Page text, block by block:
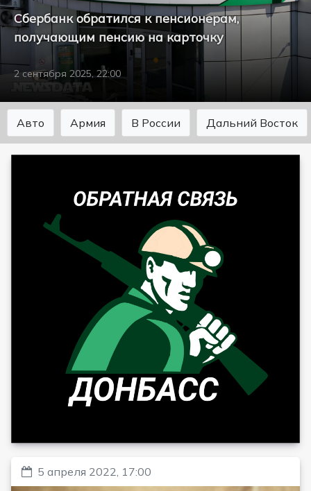
Сбербанк обратился к пенсионерам,
получающим пенсию на карточку
2 сентября 2025, 22:00
Авто Армия В России Дальний Восток
5 апреля 2022, 17:00